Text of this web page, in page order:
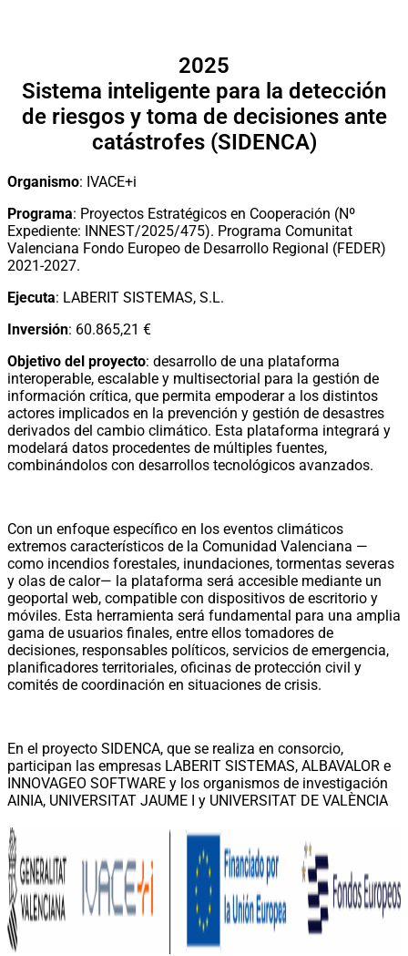
2025
Sistema inteligente para la detección
de riesgos y toma de decisiones ante
catástrofes (SIDENCA)
Organismo: IVACE+i
Programa: Proyectos Estratégicos en Cooperación (Nº
Expediente: INNEST/2025/475). Programa Comunitat
Valenciana Fondo Europeo de Desarrollo Regional (FEDER)
2021-2027.
Ejecuta: LABERIT SISTEMAS, S.L.
Inversión: 60.865,21 €
Objetivo del proyecto: desarrollo de una plataforma
interoperable, escalable y multisectorial para la gestión de
información crítica, que permita empoderar a los distintos
actores implicados en la prevención y gestión de desastres
derivados del cambio climático. Esta plataforma integrará y
modelará datos procedentes de múltiples fuentes,
combinándolos con desarrollos tecnológicos avanzados.
Con un enfoque específico en los eventos climáticos
extremos característicos de la Comunidad Valenciana —
como incendios forestales, inundaciones, tormentas severas
y olas de calor— la plataforma será accesible mediante un
geoportal web, compatible con dispositivos de escritorio y
móviles. Esta herramienta será fundamental para una amplia
gama de usuarios finales, entre ellos tomadores de
decisiones, responsables políticos, servicios de emergencia,
planificadores territoriales, oficinas de protección civil y
comités de coordinación en situaciones de crisis.
En el proyecto SIDENCA, que se realiza en consorcio,
participan las empresas LABERIT SISTEMAS, ALBAVALOR e
INNOVAGEO SOFTWARE y los organismos de investigación
AINIA, UNIVERSITAT JAUME I y UNIVERSITAT DE VALÈNCIA